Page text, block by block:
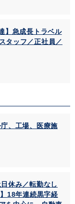
】急成長トラベル
タッフ／正社員／
、工場、医療施
休み／転勤なし
18年連続黒字経